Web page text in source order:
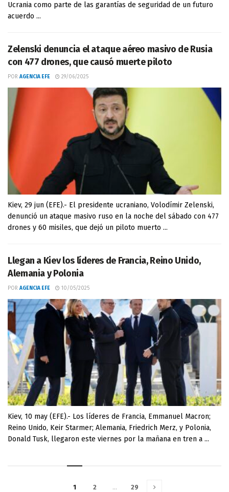
Ucrania como parte de las garantías de seguridad de un futuro
acuerdo ...
Zelenski denuncia el ataque aéreo masivo de Rusia
con 477 drones, que causó muerte piloto
POR AGENCIA EFE 29/06/2025
Kiev, 29 jun (EFE).- El presidente ucraniano, Volodímir Zelenski,
denunció un ataque masivo ruso en la noche del sábado con 477
drones y 60 misiles, que dejó un piloto muerto ...
Llegan a Kiev los líderes de Francia, Reino Unido,
Alemania y Polonia
POR AGENCIA EFE 10/05/2025
Kiev, 10 may (EFE).- Los líderes de Francia, Emmanuel Macron;
Reino Unido, Keir Starmer; Alemania, Friedrich Merz, y Polonia,
Donald Tusk, llegaron este viernes por la mañana en tren a ...
1 2 … 29